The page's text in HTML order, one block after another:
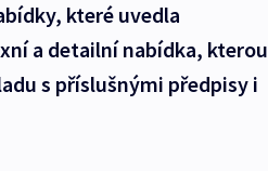
které uvedla
a detailní nabídka, kterou
s příslušnými předpisy i